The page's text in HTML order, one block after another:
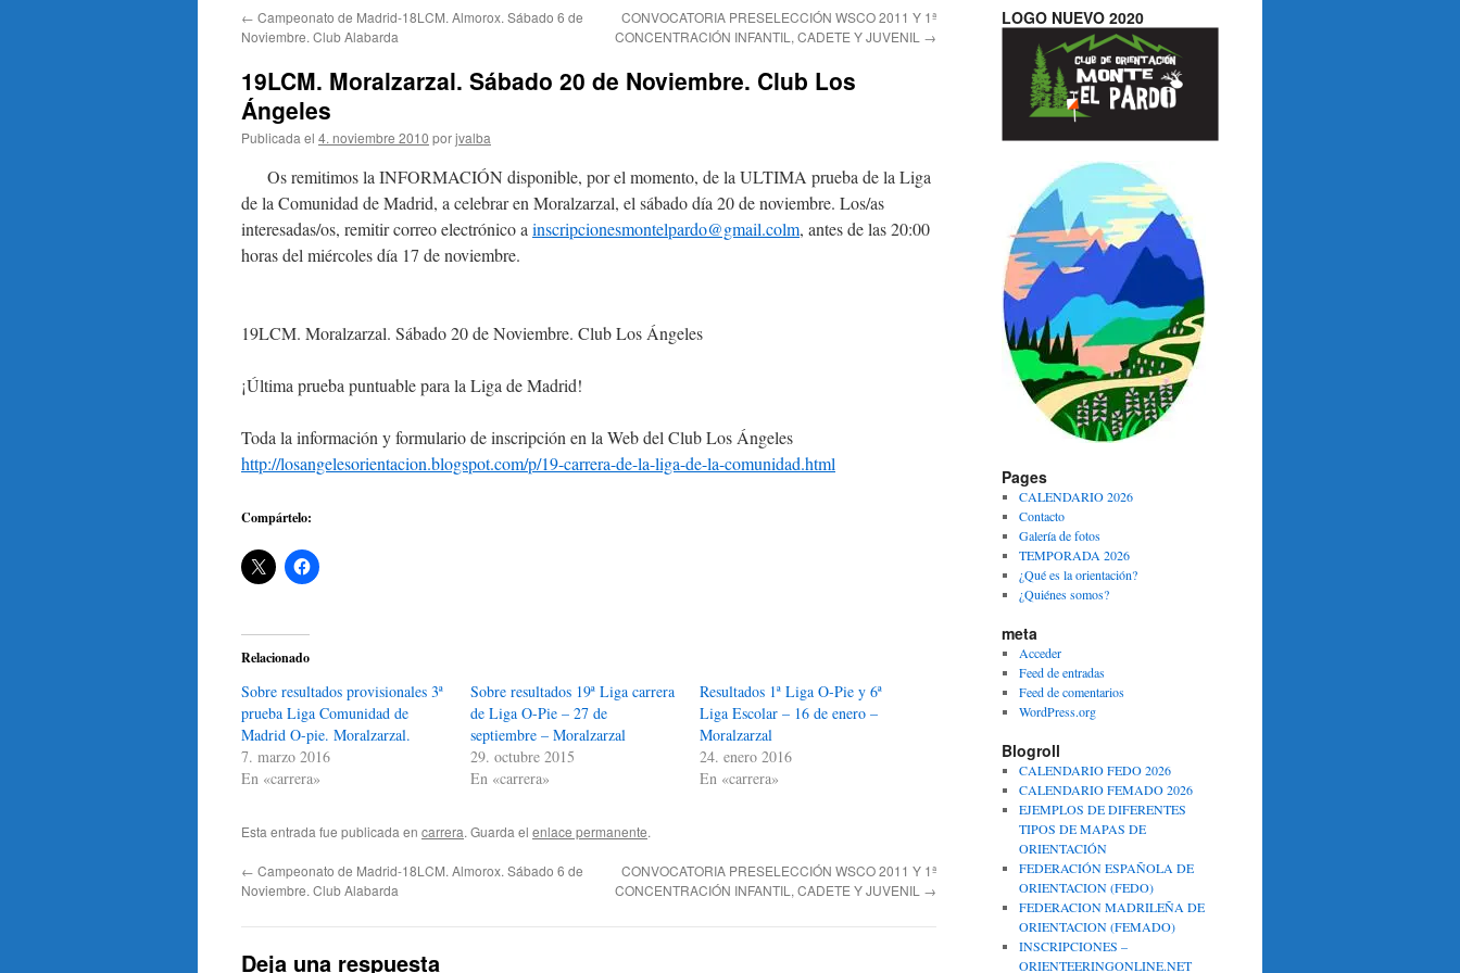
← Campeonato de Madrid-18LCM. Almorox. Sábado 6 de
Noviembre. Club Alabarda
CONVOCATORIA PRESELECCIÓN WSCO 2011 Y 1ª
CONCENTRACIÓN INFANTIL, CADETE Y JUVENIL →
19LCM. Moralzarzal. Sábado 20 de Noviembre. Club Los
Ángeles
Publicada el 4. noviembre 2010 porjvalba
Os remitimos la INFORMACIÓN disponible, por el momento, de la ULTIMA prueba de la Liga
de la Comunidad de Madrid, a celebrar en Moralzarzal, el sábado día 20 de noviembre. Los/as
interesadas/os, remitir correo electrónico a inscripcionesmontelpardo@gmail.colm, antes de las 20:00
horas del miércoles día 17 de noviembre.
19LCM. Moralzarzal. Sábado 20 de Noviembre. Club Los Ángeles
¡Última prueba puntuable para la Liga de Madrid!
Toda la información y formulario de inscripción en la Web del Club Los Ángeles
http://losangelesorientacion.blogspot.com/p/19-carrera-de-la-liga-de-la-comunidad.html
Compártelo:
Relacionado
Sobre resultados provisionales 3ª
prueba Liga Comunidad de
Madrid O-pie. Moralzarzal.
7. marzo 2016
En «carrera»
Sobre resultados 19ª Liga carrera
de Liga O-Pie – 27 de
septiembre – Moralzarzal
29. octubre 2015
En «carrera»
Resultados 1ª Liga O-Pie y 6ª
Liga Escolar – 16 de enero –
Moralzarzal
24. enero 2016
En «carrera»
Esta entrada fue publicada en carrera. Guarda el enlace permanente.
← Campeonato de Madrid-18LCM. Almorox. Sábado 6 de
Noviembre. Club Alabarda
CONVOCATORIA PRESELECCIÓN WSCO 2011 Y 1ª
CONCENTRACIÓN INFANTIL, CADETE Y JUVENIL →
Deja una respuesta
LOGO NUEVO 2020
Pages
CALENDARIO 2026
Contacto
Galería de fotos
TEMPORADA 2026
¿Qué es la orientación?
¿Quiénes somos?
meta
Acceder
Feed de entradas
Feed de comentarios
WordPress.org
Blogroll
CALENDARIO FEDO 2026
CALENDARIO FEMADO 2026
EJEMPLOS DE DIFERENTES
TIPOS DE MAPAS DE
ORIENTACIÓN
FEDERACIÓN ESPAÑOLA DE
ORIENTACION (FEDO)
FEDERACION MADRILEÑA DE
ORIENTACION (FEMADO)
INSCRIPCIONES –
ORIENTEERINGONLINE.NET